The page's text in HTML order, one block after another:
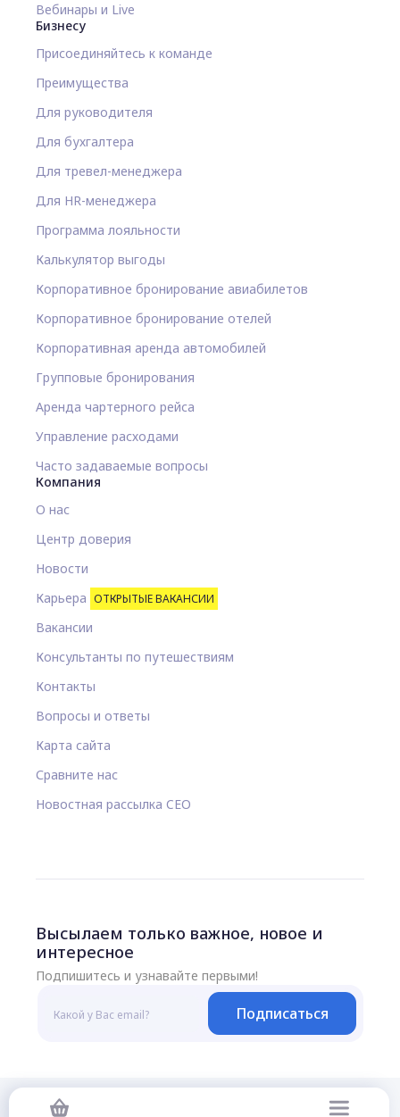
Вебинары и Live
Бизнесу
Присоединяйтесь к команде
Преимущества
Для руководителя
Для бухгалтера
Для тревел-менеджера
Для HR-менеджера
Программа лояльности
Калькулятор выгоды
Корпоративное бронирование авиабилетов
Корпоративное бронирование отелей
Корпоративная аренда автомобилей
Групповые бронирования
Аренда чартерного рейса
Управление расходами
Часто задаваемые вопросы
Компания
О нас
Центр доверия
Новости
Карьера ОТКРЫТЫЕ ВАКАНСИИ
Вакансии
Консультанты по путешествиям
Контакты
Вопросы и ответы
Карта сайта
Сравните нас
Новостная рассылка CEO
Высылаем только важное, новое и
интересное
Подпишитесь и узнавайте первыми!
Подписаться
© 2026 Все права защищены